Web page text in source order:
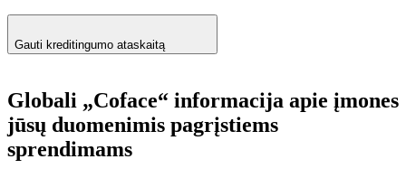
Gauti kreditingumo ataskaitą
Globali „Coface“ informacija apie įmones
jūsų duomenimis pagrįstiems
sprendimams